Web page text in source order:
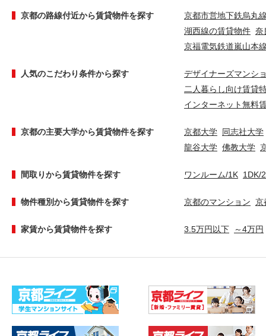
京都の路線付近から賃貸物件を探す
京都市営地下鉄烏丸
湖西線の賃貸物件 奈
京福電気鉄道嵐山本
人気のこだわり条件から探す
デザイナーズマンシ
二人暮らし向け賃貸
インターネット無料
京都の主要大学から賃貸物件を探す 京都大学 同志社大学
龍谷大学 佛教大学
間取りから賃貸物件を探す ワンルーム/1K 1DK/
物件種別から賃貸物件を探す 京都のマンション 京
家賃から賃貸物件を探す 3.5万円以下 ～4万円